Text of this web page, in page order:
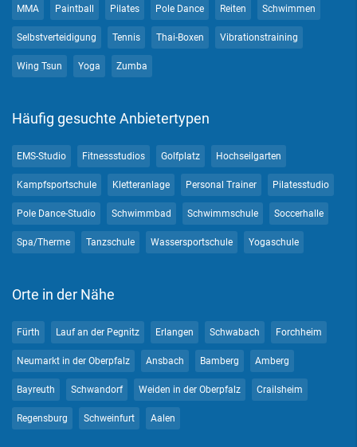
MMA Paintball Pilates Pole Dance Reiten Schwimmen
Selbstverteidigung Tennis Thai-Boxen Vibrationstraining
Wing Tsun Yoga Zumba
Häufig gesuchte Anbietertypen
EMS-Studio Fitnessstudios Golfplatz Hochseilgarten
Kampfsportschule Kletteranlage Personal Trainer Pilatesstudio
Pole Dance-Studio Schwimmbad Schwimmschule Soccerhalle
Spa/Therme Tanzschule Wassersportschule Yogaschule
Orte in der Nähe
Fürth Lauf an der Pegnitz Erlangen Schwabach Forchheim
Neumarkt in der Oberpfalz Ansbach Bamberg Amberg
Bayreuth Schwandorf Weiden in der Oberpfalz Crailsheim
Regensburg Schweinfurt Aalen